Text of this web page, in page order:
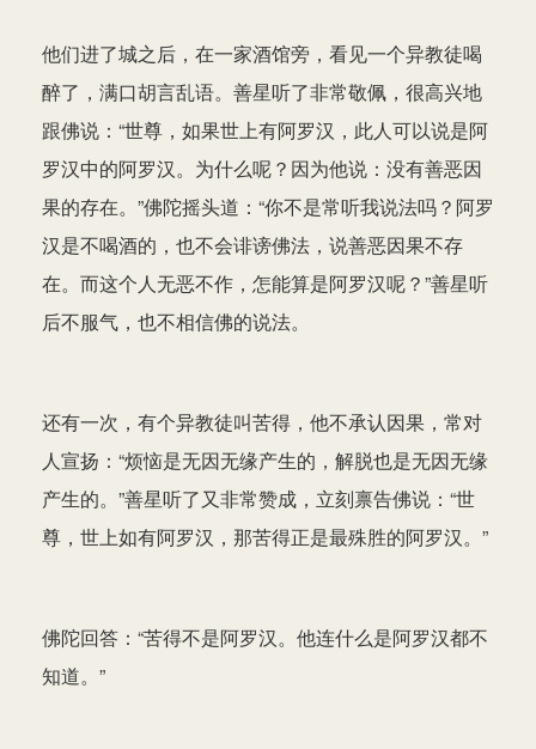
他们进了城之后，在一家酒馆旁，看见一个异教徒喝
醉了，满口胡言乱语。善星听了非常敬佩，很高兴地
跟佛说：“世尊，如果世上有阿罗汉，此人可以说是阿
罗汉中的阿罗汉。为什么呢？因为他说：没有善恶因
果的存在。”佛陀摇头道：“你不是常听我说法吗？阿罗
汉是不喝酒的，也不会诽谤佛法，说善恶因果不存
在。而这个人无恶不作，怎能算是阿罗汉呢？”善星听
后不服气，也不相信佛的说法。
还有一次，有个异教徒叫苦得，他不承认因果，常对
人宣扬：“烦恼是无因无缘产生的，解脱也是无因无缘
产生的。”善星听了又非常赞成，立刻禀告佛说：“世
尊，世上如有阿罗汉，那苦得正是最殊胜的阿罗汉。”
佛陀回答：“苦得不是阿罗汉。他连什么是阿罗汉都不
知道。”